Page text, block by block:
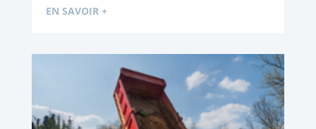
EN SAVOIR +